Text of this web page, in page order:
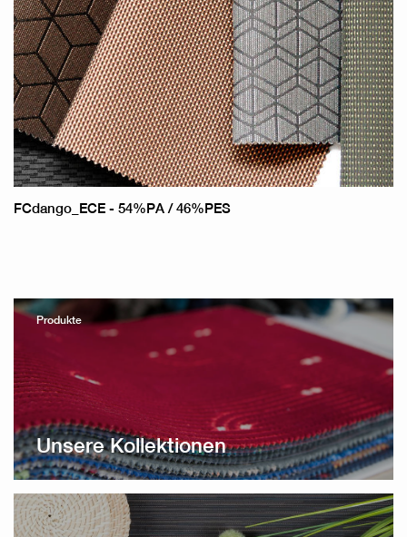
FCdango_ECE - 54%PA / 46%PES
Produkte
Unsere Kollektionen